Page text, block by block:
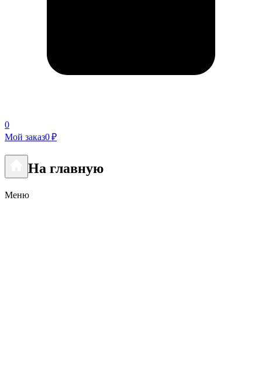
0
Мой заказ0 ₽
На главную
Меню